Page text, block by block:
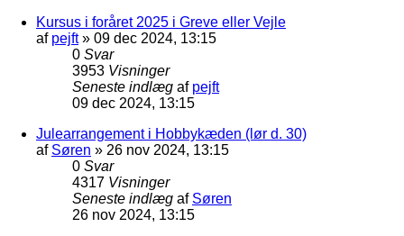
Kursus i foråret 2025 i Greve eller Vejle
af pejft» 09 dec 2024, 13:15
0 Svar
3953 Visninger
Seneste indlæg af pejft
09 dec 2024, 13:15
Julearrangement i Hobbykæden (lør d. 30)
af Søren » 26 nov 2024, 13:15
0 Svar
4317 Visninger
Seneste indlæg af Søren
26 nov 2024, 13:15